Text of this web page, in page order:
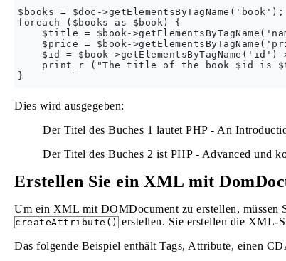
$books = $doc->getElementsByTagName('book');
foreach ($books as $book) {
$title = $book-
$price = $book-
$id = $book-
print_r ("The title of the book $id is
Dies wird ausgegeben:
Der Titel des Buches 1 lautet PHP - An
Der Titel des Buches 2 ist PHP - Advanced und
Erstellen Sie ein XML mit
Um ein XML mit DOMDocument zu erstellen, müssen
createAttribute() erstellen. Sie erstellen die XML-
Das folgende Beispiel enthält Tags, Attribute, einen